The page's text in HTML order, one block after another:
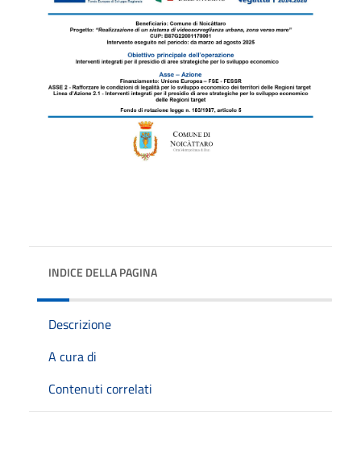
INDICE DELLA PAGINA
Descrizione
A cura di
Contenuti correlati